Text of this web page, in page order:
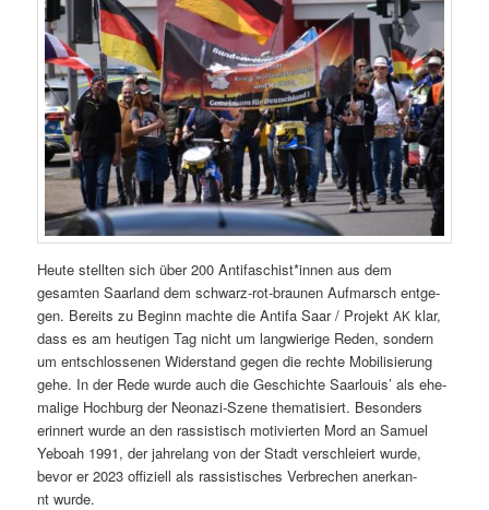
Heute stell­ten sich über 200 Antifaschist*innen aus dem
gesamten Saar­land dem schwarz-rot-braunen Auf­marsch ent­ge­
gen. Bere­its zu Beginn machte die Antifa Saar / Pro­jektAK klar,
dass es am heuti­gen Tag nicht um lang­wierige Reden, son­dern
um entschlosse­nen Wider­stand gegen die rechte Mobil­isierung
gehe. In der Rede wurde auch die Geschichte Saar­louis’ als ehe­
ma­lige Hochburg der Neon­azi-Szene the­ma­tisiert. Beson­ders
erin­nert wurde an den ras­sis­tisch motivierten Mord an Samuel
Yeboah 1991, der jahre­lang von der Stadt ver­schleiert wurde,
bevor er 2023 offiziell als ras­sis­tis­ches Ver­brechen anerkan­
nt wurde.